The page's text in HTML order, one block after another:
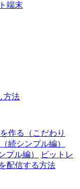
端末
方法
作る（こだわり
続シンプル編）
プル編）
ビットレ
配信する方法